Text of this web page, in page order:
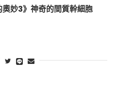
妙3》神奇的間質幹細胞